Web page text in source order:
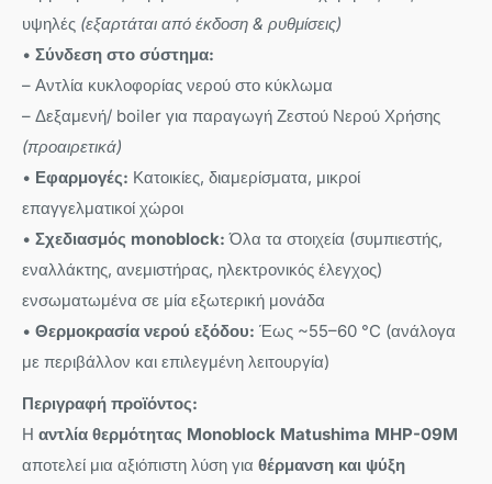
υψηλές (εξαρτάται από έκδοση & ρυθμίσεις)
• Σύνδεση στο σύστημα:
– Αντλία κυκλοφορίας νερού στο κύκλωμα
– Δεξαμενή/ boiler για παραγωγή Ζεστού Νερού Χρήσης
(προαιρετικά)
• Εφαρμογές: Κατοικίες, διαμερίσματα, μικροί
επαγγελματικοί χώροι
• Σχεδιασμός monoblock: Όλα τα στοιχεία (συμπιεστής,
εναλλάκτης, ανεμιστήρας, ηλεκτρονικός έλεγχος)
ενσωματωμένα σε μία εξωτερική μονάδα
• Θερμοκρασία νερού εξόδου: Έως ~55–60 °C (ανάλογα
με περιβάλλον και επιλεγμένη λειτουργία)
Περιγραφή προϊόντος:
Η αντλία θερμότητας Monoblock Matushima MHP-09M
αποτελεί μια αξιόπιστη λύση για θέρμανση και ψύξη